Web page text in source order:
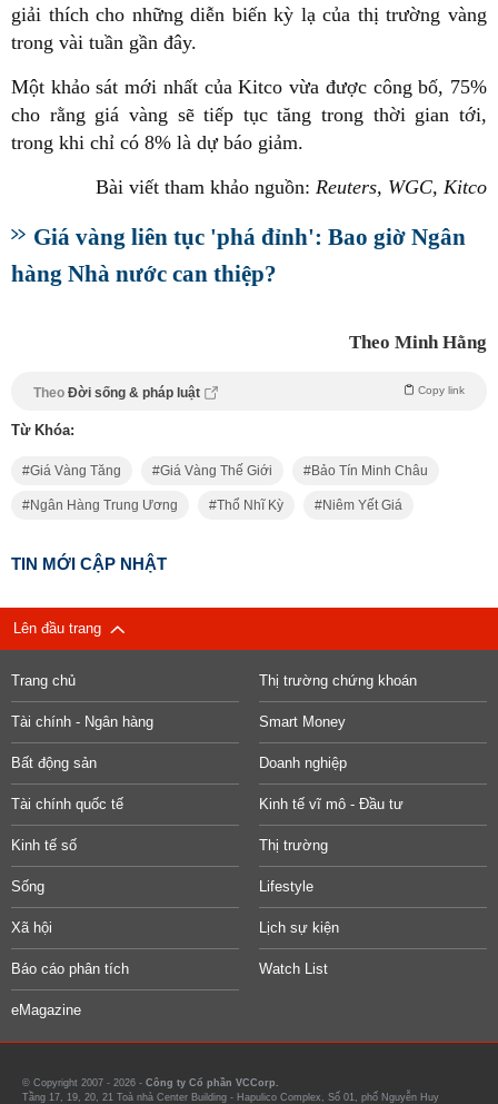
giải thích cho những diễn biến kỳ lạ của thị trường vàng
trong vài tuần gần đây.
Một khảo sát mới nhất của Kitco vừa được công bố, 75%
cho rằng giá vàng sẽ tiếp tục tăng trong thời gian tới,
trong khi chỉ có 8% là dự báo giảm.
Bài viết tham khảo nguồn: Reuters, WGC, Kitco
Giá vàng liên tục 'phá đỉnh': Bao giờ Ngân
hàng Nhà nước can thiệp?
Theo Minh Hằng
Theo Đời sống & pháp luật Copy link
Từ Khóa:
Giá Vàng Tăng Giá Vàng Thế Giới Bảo Tín Minh Châu
Ngân Hàng Trung Ương Thổ Nhĩ Kỳ Niêm Yết Giá
TIN MỚI CẬP NHẬT
Lên đầu trang
Trang chủ Thị trường chứng khoán
Tài chính - Ngân hàng Smart Money
Bất động sản Doanh nghiệp
Tài chính quốc tế Kinh tế vĩ mô - Đầu tư
Kinh tế số Thị trường
Sống Lifestyle
Xã hội Lịch sự kiện
Báo cáo phân tích Watch List
eMagazine
© Copyright 2007 - 2026 - Công ty Cổ phần VCCorp.
Tầng 17, 19, 20, 21 Toà nhà Center Building - Hapulico Complex, Số 01, phố Nguyễn Huy